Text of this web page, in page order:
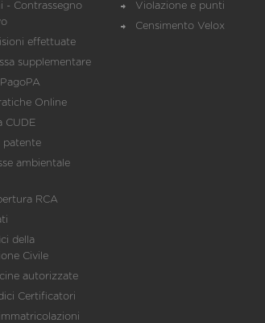
- Contrassegno
effettuate
supplementare
Online
CUDE
patente
ambientale
RCA
della
Civile
autorizzate
Certificatori
Violazione e punti
Censimento Velox